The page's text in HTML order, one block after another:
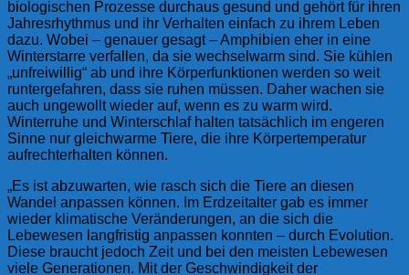
biologischen Prozesse durchaus gesund und gehört für ihren
Jahresrhythmus und ihr Verhalten einfach zu ihrem Leben
dazu. Wobei – genauer gesagt – Amphibien eher in eine
Winterstarre verfallen, da sie wechselwarm sind. Sie kühlen
„unfreiwillig“ ab und ihre Körperfunktionen werden so weit
runtergefahren, dass sie ruhen müssen. Daher wachen sie
auch ungewollt wieder auf, wenn es zu warm wird.
Winterruhe und Winterschlaf halten tatsächlich im engeren
Sinne nur gleichwarme Tiere, die ihre Körpertemperatur
aufrechterhalten können.
„Es ist abzuwarten, wie rasch sich die Tiere an diesen
Wandel anpassen können. Im Erdzeitalter gab es immer
wieder klimatische Veränderungen, an die sich die
Lebewesen langfristig anpassen konnten – durch Evolution.
Diese braucht jedoch Zeit und bei den meisten Lebewesen
viele Generationen. Mit der Geschwindigkeit der